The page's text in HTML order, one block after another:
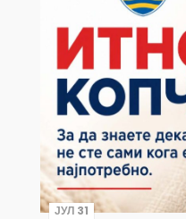
ЈУЛ 31